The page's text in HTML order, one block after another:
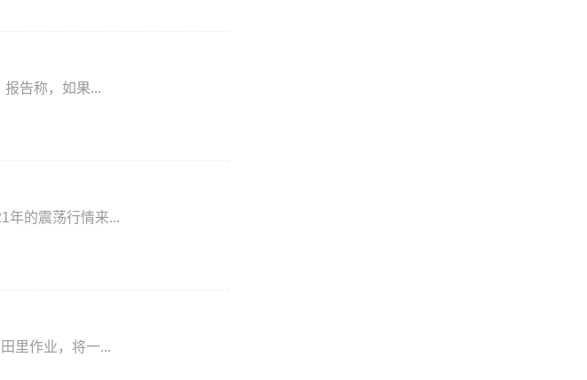
告称，如果...
年的震荡行情来...
里作业，将一...